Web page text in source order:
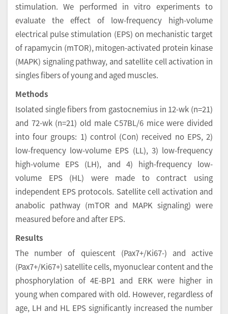
stimulation. We performed in vitro experiments to
evaluate the effect of low-frequency high-volume
electrical pulse stimulation (EPS) on mechanistic target
of rapamycin (mTOR), mitogen-activated protein kinase
(MAPK) signaling pathway, and satellite cell activation in
singles fibers of young and aged muscles.
Methods
Isolated single fibers from gastocnemius in 12-wk (n=21)
and 72-wk (n=21) old male C57BL/6 mice were divided
into four groups: 1) control (Con) received no EPS, 2)
low-frequency low-volume EPS (LL), 3) low-frequency
high-volume EPS (LH), and 4) high-frequency low-
volume EPS (HL) were made to contract using
independent EPS protocols. Satellite cell activation and
anabolic pathway (mTOR and MAPK signaling) were
measured before and after EPS.
Results
The number of quiescent (Pax7+/Ki67-) and active
(Pax7+/Ki67+) satellite cells, myonuclear content and the
phosphorylation of 4E-BP1 and ERK were higher in
young when compared with old. However, regardless of
age, LH and HL EPS significantly increased the number